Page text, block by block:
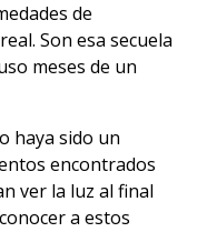
de
Son esa secuela
meses de un
haya sido un
encontrados
ver la luz al final
a estos